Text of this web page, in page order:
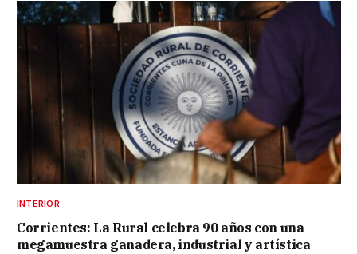
INTERIOR
Corrientes: La Rural celebra 90 años con una
megamuestra ganadera, industrial y artística